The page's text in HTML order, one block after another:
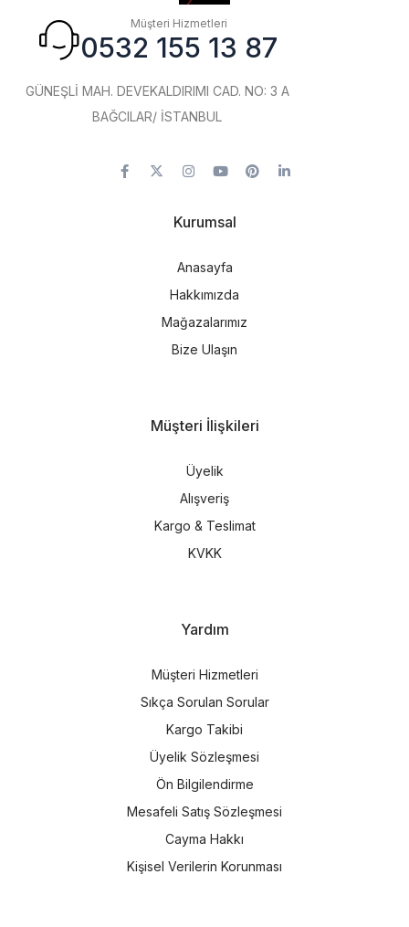
Müşteri Hizmetleri
0532 155 13 87
GÜNEŞLİ MAH. DEVEKALDIRIMI CAD. NO: 3 A
BAĞCILAR/ İSTANBUL
Kurumsal
Anasayfa
Hakkımızda
Mağazalarımız
Bize Ulaşın
Müşteri İlişkileri
Üyelik
Alışveriş
Kargo & Teslimat
KVKK
Yardım
Müşteri Hizmetleri
Sıkça Sorulan Sorular
Kargo Takibi
Üyelik Sözleşmesi
Ön Bilgilendirme
Mesafeli Satış Sözleşmesi
Cayma Hakkı
Kişisel Verilerin Korunması